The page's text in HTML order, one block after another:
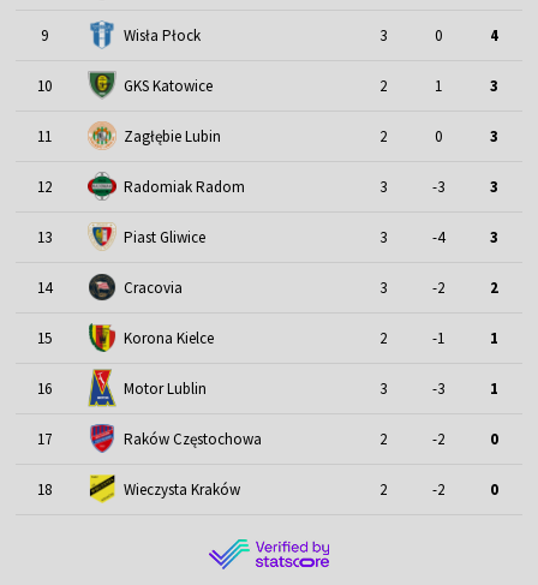
9 Wisła Płock 3 0 4
10 GKS Katowice 2 1 3
11 Zagłębie Lubin 2 0 3
12 Radomiak Radom 3 -3 3
13 Piast Gliwice 3 -4 3
14 Cracovia 3 -2 2
15 Korona Kielce 2 -1 1
16 Motor Lublin 3 -3 1
17 Raków Częstochowa 2 -2 0
18 Wieczysta Kraków 2 -2 0